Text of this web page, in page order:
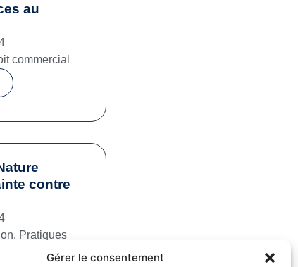
Gérer le consentement
au
commercial
contre
, Pratiques